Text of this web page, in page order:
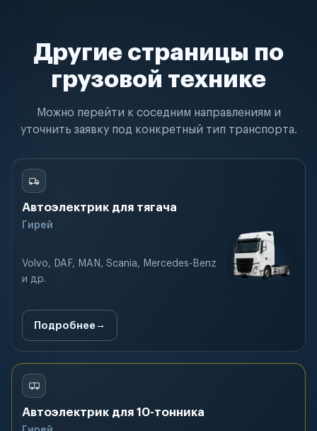
Другие страницы по
грузовой технике
Можно перейти к соседним направлениям и
уточнить заявку под конкретный тип транспорта.
Автоэлектрик для тягача
Гирей
Volvo, DAF, MAN, Scania, Mercedes-Benz
и др.
Подробнее
Автоэлектрик для 10-тонника